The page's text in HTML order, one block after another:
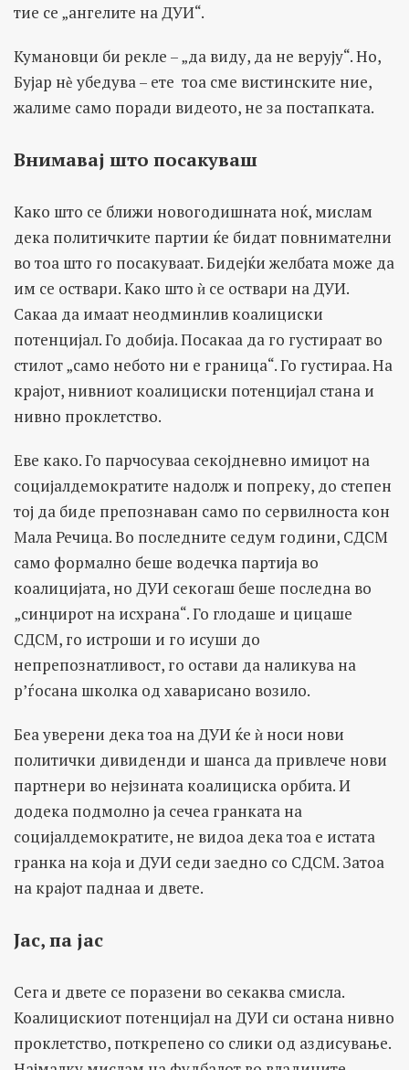
тие се „ангелите на ДУИ“.
Кумановци би рекле – „да виду, да не верују“. Но,
Бујар нѐ убедува – ете тоа сме вистинските ние,
жалиме само поради видеото, не за постапката.
Внимавај што посакуваш
Како што се ближи новогодишната ноќ, мислам
дека политичките партии ќе бидат повнимателни
во тоа што го посакуваат. Бидејќи желбата може да
им се оствари. Како што ѝ се оствари на ДУИ.
Сакаа да имаат неодминлив коалициски
потенцијал. Го добија. Посакаа да го густираат во
стилот „само небото ни е граница“. Го густираа. На
крајот, нивниот коалициски потенцијал стана и
нивно проклетство.
Еве како. Го парчосуваа секојдневно имиџот на
социјалдемократите надолж и попреку, до степен
тој да биде препознаван само по сервилноста кон
Мала Речица. Во последните седум години, СДСМ
само формално беше водечка партија во
коалицијата, но ДУИ секогаш беше последна во
„синџирот на исхрана“. Го глодаше и цицаше
СДСМ, го истроши и го исуши до
непрепознатливост, го остави да наликува на
р’ѓосана школка од хаварисано возило.
Беа уверени дека тоа на ДУИ ќе ѝ носи нови
политички дивиденди и шанса да привлече нови
партнери во нејзината коалициска орбита. И
додека подмолно ја сечеа гранката на
социјалдемократите, не видоа дека тоа е истата
гранка на која и ДУИ седи заедно со СДСМ. Затоа
на крајот паднаа и двете.
Јас,па јас
Сега и двете се поразени во секаква смисла.
Коалицискиот потенцијал на ДУИ си остана нивно
проклетство, поткрепено со слики од аздисување.